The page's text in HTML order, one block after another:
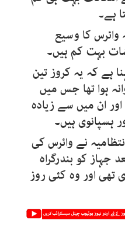
ہے۔
وائرس کا وسیع
بہت کم ہیں۔
ہے کہ یہ کروز تین
ہوا تھا جس میں
ان میں سے زیادہ
ہسپانوی ہیں۔
نے وائرس کی
جہاز کو بندرگراہ
تھی اور وہ کئی روز